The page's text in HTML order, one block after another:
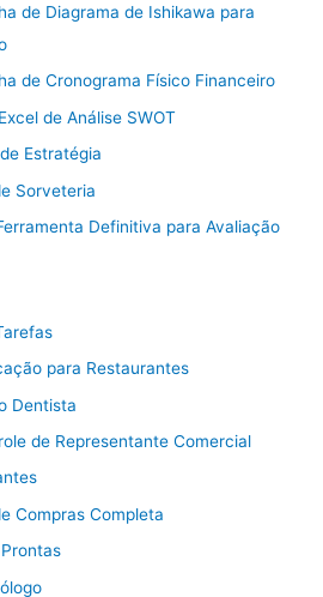
de Diagrama de Ishikawa para
de Cronograma Físico Financeiro
de Análise SWOT
Estratégia
Sorveteria
Definitiva para Avaliação
para Restaurantes
Dentista
de Representante Comercial
Compras Completa